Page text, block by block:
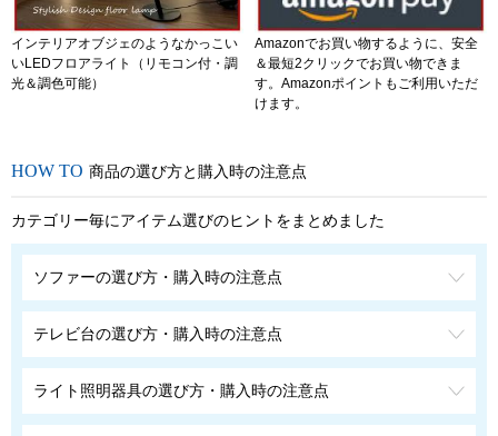
インテリアオブジェのようなかっこい
いLEDフロアライト（リモコン付・調
光＆調色可能）
Amazonでお買い物するように、安全
＆最短2クリックでお買い物できま
す。Amazonポイントもご利用いただ
けます。
商品の選び方と購入時の注意点
カテゴリー毎にアイテム選びのヒントをまとめました
ソファーの選び方・購入時の注意点
テレビ台の選び方・購入時の注意点
ライト照明器具の選び方・購入時の注意点